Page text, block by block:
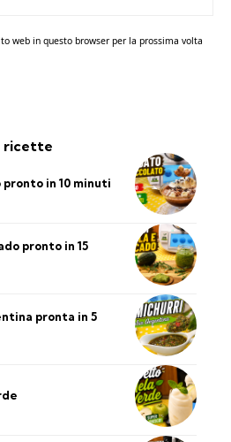
web in questo browser per la prossima volta
ricette
in 10 minuti
pronto in 15
pronta in 5